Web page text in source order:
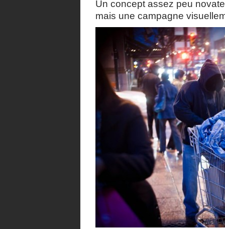
Un concept assez peu
mais une campagne